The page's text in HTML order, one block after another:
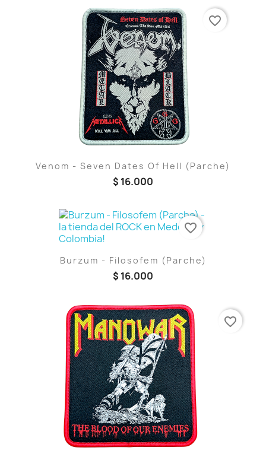
Venom - Seven Dates Of Hell (Parche)
$ 16.000
favorite_border
Burzum - Filosofem (Parche)
$ 16.000
favorite_border
favorite_border